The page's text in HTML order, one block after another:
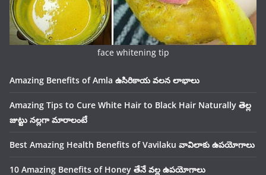
face whitening tip
Amazing Benefits of Amla ఉసిరికాయ వలన లాభాలు
Amazing Tips to Cure White Hair to Black Hair Naturally తెల్ల
జుట్టు నల్లగా మారాలంటే
Best Amazing Health Benefits of Vavilaku వావిలాకు ఉపయోగాలు
10 Amazing Benefits of Honey తేనే వల్ల ఉపయోగాలు